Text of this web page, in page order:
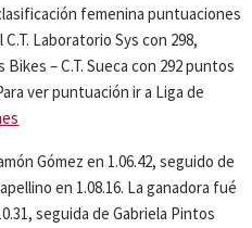
femenina puntuaciones
Laboratorio Sys con 298,
– C.T. Sueca con 292 puntos
ver puntuación ir a Liga de
Gómez en 1.06.42, seguido de
en 1.08.16. La ganadora fué
seguida de Gabriela Pintos